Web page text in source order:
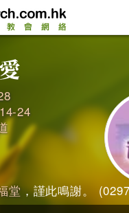
24
堂，謹此鳴謝。